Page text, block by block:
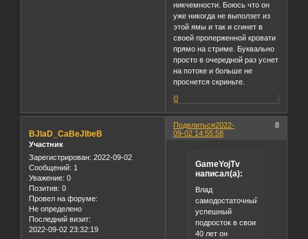
никчемности. Боюсь что он
уже никогда не выползет из
этой ямы и так и сгинет в
своей проперженной кровати
прямо на стриме. Буквально
просто в очередной раз уснет
на потоке и больше не
проснется скриньте.
0
Поделиться 8
2022-
09-02 14:55:58
BJlaD_CaBeJlbeB
Участник
Зарегистрирован: 2022-09-02
Сообщений: 1
Уважение: 0
Позитив: 0
Провел на форуме:
Не определено
Последний визит:
2022-09-02 23:32:19
GameYojTv
написал(а):
Влад
самодостаточный
успешный
подросток в свои
40 лет он